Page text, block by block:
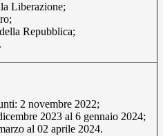
Liberazione;
Repubblica;
2 novembre 2022;
2023 al 6 gennaio 2024;
al 02 aprile 2024.